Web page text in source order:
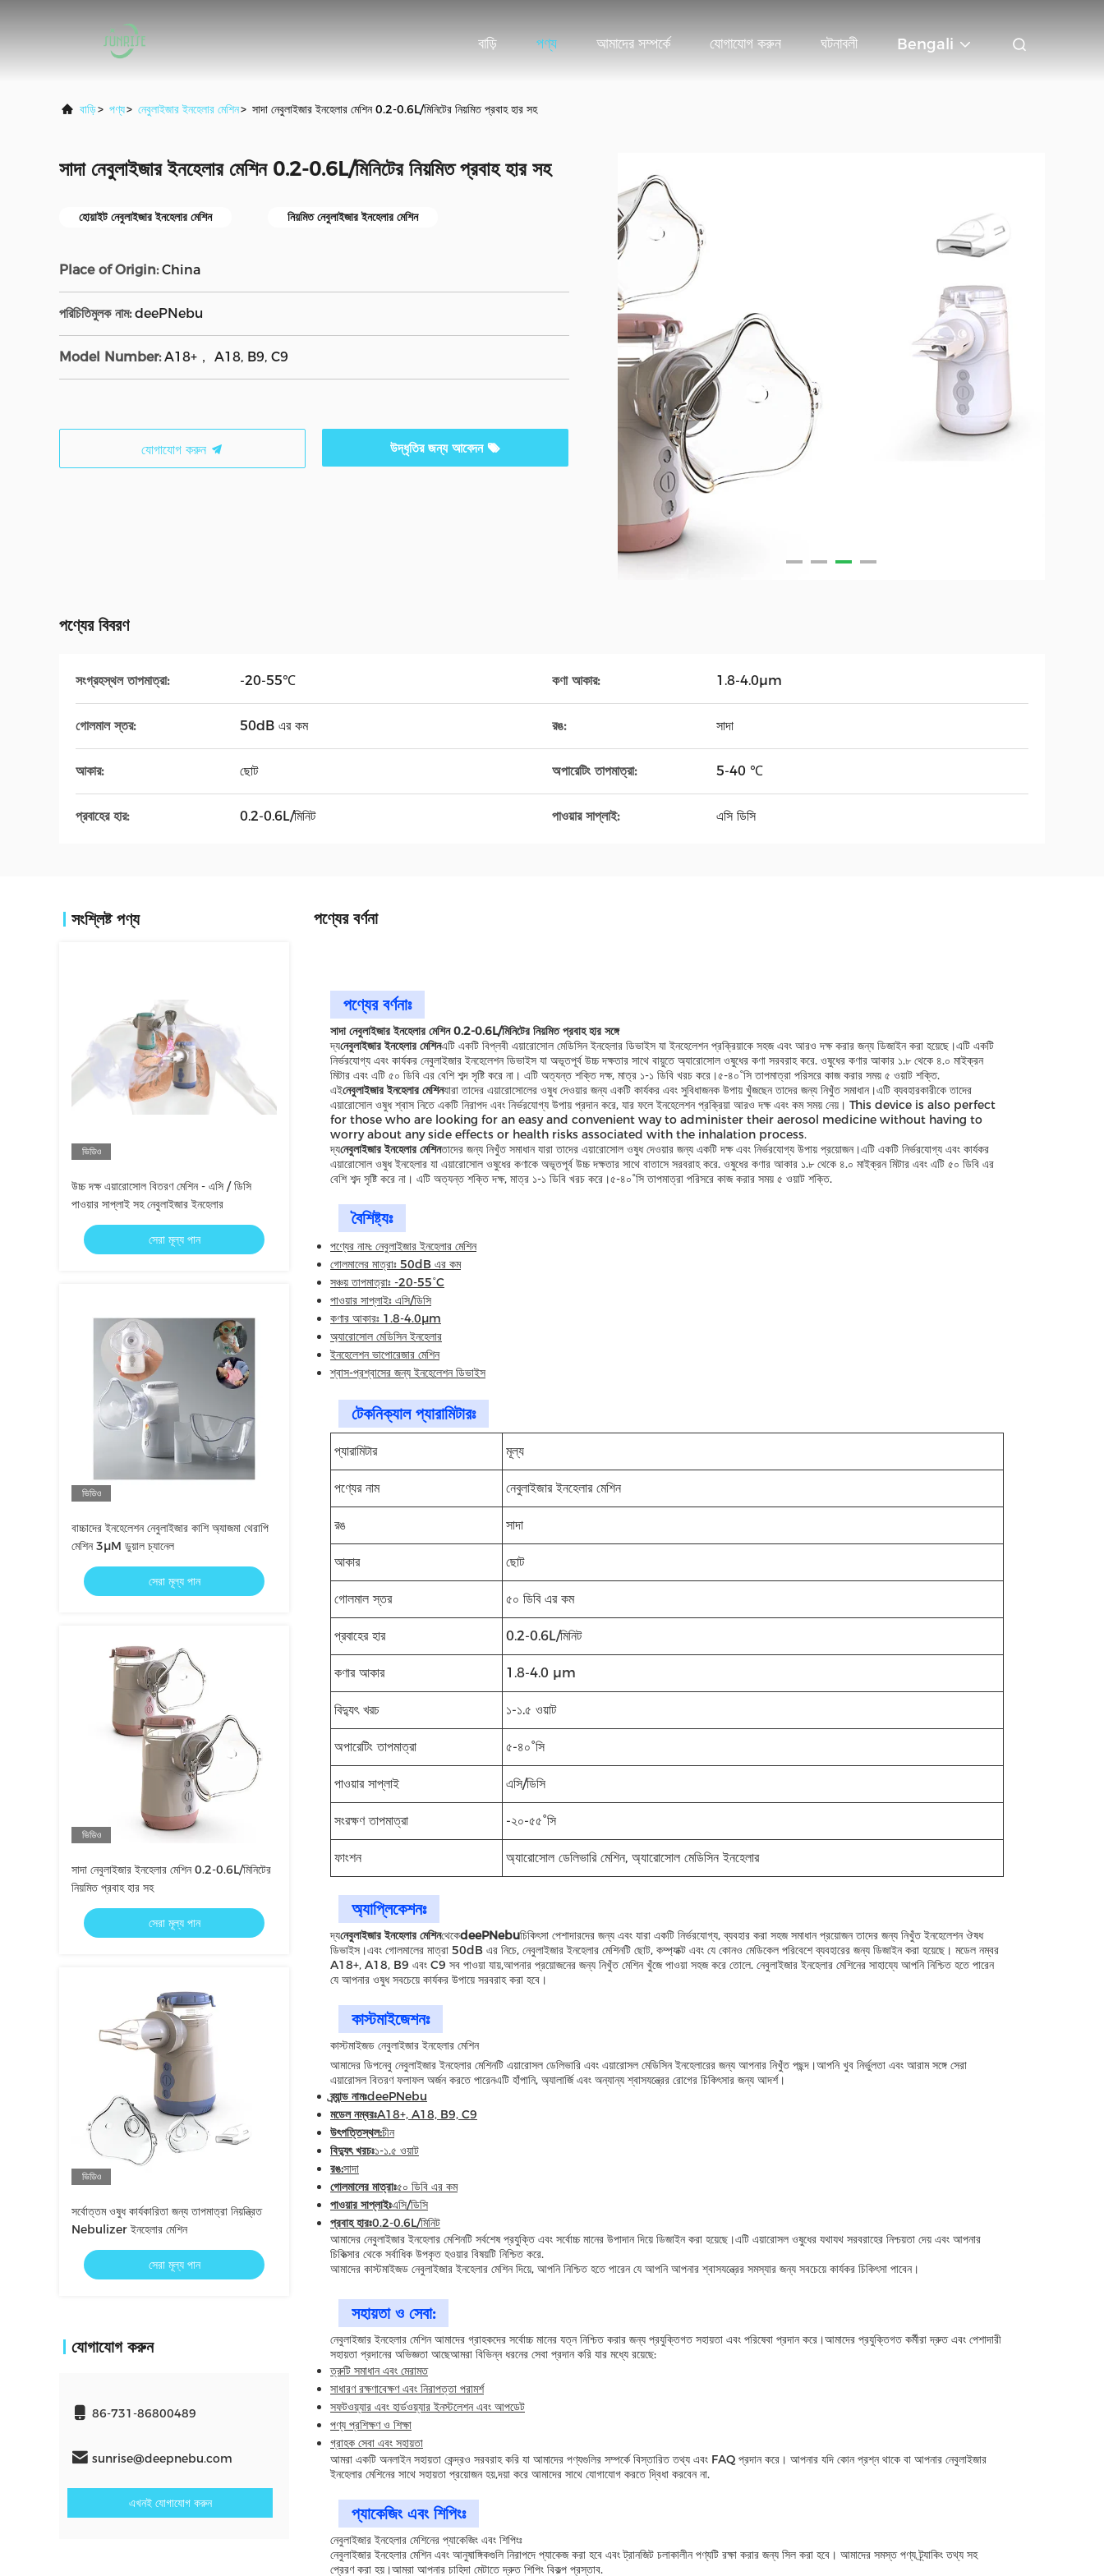
বাড়ি পণ্য আমাদের সম্পর্কে যোগাযোগ করুন ঘটনাবলী Bengali
বাড়ি> পণ্য> নেবুলাইজার ইনহেলার মেশিন> সাদা নেবুলাইজার ইনহেলার মেশিন 0.2-0.6L/মিনিটের নিয়মিত প্রবাহ হার সহ
সাদা নেবুলাইজার ইনহেলার মেশিন 0.2-0.6L/মিনিটের নিয়মিত প্রবাহ হার সহ
হোয়াইট নেবুলাইজার ইনহেলার মেশিন নিয়মিত নেবুলাইজার ইনহেলার মেশিন
Place of Origin: China
পরিচিতিমুলক নাম: deePNebu
Model Number: A18+， A18, B9, C9
যোগাযোগ করুন উদ্ধৃতির জন্য আবেদন
পণ্যের বিবরণ
সংগ্রহস্থল তাপমাত্রা: -20-55℃ কণা আকার: 1.8-4.0μm
গোলমাল স্তর: 50dB এর কম রঙ: সাদা
আকার: ছোট অপারেটিং তাপমাত্রা: 5-40 ℃
প্রবাহের হার: 0.2-0.6L/মিনিট পাওয়ার সাপ্লাই: এসি ডিসি
সংশ্লিষ্ট পণ্য
ভিডিও
উচ্চ দক্ষ এয়ারোসোল বিতরণ মেশিন - এসি / ডিসি
পাওয়ার সাপ্লাই সহ নেবুলাইজার ইনহেলার
সেরা মূল্য পান
ভিডিও
বাচ্চাদের ইনহেলেশন নেবুলাইজার কাশি অ্যাজমা থেরাপি
মেশিন 3μM ডুয়াল চ্যানেল
সেরা মূল্য পান
ভিডিও
সাদা নেবুলাইজার ইনহেলার মেশিন 0.2-0.6L/মিনিটের
নিয়মিত প্রবাহ হার সহ
সেরা মূল্য পান
ভিডিও
সর্বোত্তম ওষুধ কার্যকারিতা জন্য তাপমাত্রা নিয়ন্ত্রিত
Nebulizer ইনহেলার মেশিন
সেরা মূল্য পান
যোগাযোগ করুন
86-731-86800489
sunrise@deepnebu.com
এখনই যোগাযোগ করুন
পণ্যের বর্ণনা
পণ্যের বর্ণনাঃ
সাদা নেবুলাইজার ইনহেলার মেশিন 0.2-0.6L/মিনিটের নিয়মিত প্রবাহ হার সঙ্গে
দ্যনেবুলাইজার ইনহেলার মেশিনএটি একটি বিপ্লবী এয়ারোসোল মেডিসিন ইনহেলার ডিভাইস যা ইনহেলেশন প্রক্রিয়াকে সহজ এবং আরও দক্ষ করার জন্য ডিজাইন করা হয়েছে।এটি একটি
নির্ভরযোগ্য এবং কার্যকর নেবুলাইজার ইনহেলেশন ডিভাইস যা অভূতপূর্ব উচ্চ দক্ষতার সাথে বায়ুতে অ্যারোসোল ওষুধের কণা সরবরাহ করে. ওষুধের কণার আকার ১.৮ থেকে ৪.০ মাইক্রন
মিটার এবং এটি ৫০ ডিবি এর বেশি শব্দ সৃষ্টি করে না। এটি অত্যন্ত শক্তি দক্ষ, মাত্র ১-১ ডিবি খরচ করে।৫-৪০°সি তাপমাত্রা পরিসরে কাজ করার সময় ৫ ওয়াট শক্তি.
এইনেবুলাইজার ইনহেলার মেশিনযারা তাদের এয়ারোসোলের ওষুধ দেওয়ার জন্য একটি কার্যকর এবং সুবিধাজনক উপায় খুঁজছেন তাদের জন্য নিখুঁত সমাধান।এটি ব্যবহারকারীকে তাদের
এয়ারোসোল ওষুধ শ্বাস নিতে একটি নিরাপদ এবং নির্ভরযোগ্য উপায় প্রদান করে, যার ফলে ইনহেলেশন প্রক্রিয়া আরও দক্ষ এবং কম সময় নেয়। This device is also perfect
for those who are looking for an easy and convenient way to administer their aerosol medicine without having to
worry about any side effects or health risks associated with the inhalation process.
দ্যনেবুলাইজার ইনহেলার মেশিনতাদের জন্য নিখুঁত সমাধান যারা তাদের এয়ারোসোল ওষুধ দেওয়ার জন্য একটি দক্ষ এবং নির্ভরযোগ্য উপায় প্রয়োজন।এটি একটি নির্ভরযোগ্য এবং কার্যকর
এয়ারোসোল ওষুধ ইনহেলার যা এয়ারোসোল ওষুধের কণাকে অভূতপূর্ব উচ্চ দক্ষতার সাথে বাতাসে সরবরাহ করে. ওষুধের কণার আকার ১.৮ থেকে ৪.০ মাইক্রন মিটার এবং এটি ৫০ ডিবি এর
বেশি শব্দ সৃষ্টি করে না। এটি অত্যন্ত শক্তি দক্ষ, মাত্র ১-১ ডিবি খরচ করে।৫-৪০°সি তাপমাত্রা পরিসরে কাজ করার সময় ৫ ওয়াট শক্তি.
বৈশিষ্ট্যঃ
পণ্যের নাম: নেবুলাইজার ইনহেলার মেশিন
গোলমালের মাত্রাঃ 50dB এর কম
সঞ্চয় তাপমাত্রাঃ -20-55°C
পাওয়ার সাপ্লাইঃ এসি/ডিসি
কণার আকারঃ 1.8-4.0μm
অ্যারোসোল মেডিসিন ইনহেলার
ইনহেলেশন ভাপোরেজার মেশিন
শ্বাস-প্রশ্বাসের জন্য ইনহেলেশন ডিভাইস
টেকনিক্যাল প্যারামিটারঃ
প্যারামিটার মূল্য
পণ্যের নাম নেবুলাইজার ইনহেলার মেশিন
রঙ সাদা
আকার ছোট
গোলমাল স্তর ৫০ ডিবি এর কম
প্রবাহের হার 0.2-0.6L/মিনিট
কণার আকার 1.8-4.0 μm
বিদ্যুৎ খরচ ১-১.৫ ওয়াট
অপারেটিং তাপমাত্রা ৫-৪০°সি
পাওয়ার সাপ্লাই এসি/ডিসি
সংরক্ষণ তাপমাত্রা -২০-৫৫°সি
ফাংশন অ্যারোসোল ডেলিভারি মেশিন, অ্যারোসোল মেডিসিন ইনহেলার
অ্যাপ্লিকেশনঃ
দ্যনেবুলাইজার ইনহেলার মেশিনথেকেdeePNebuচিকিৎসা পেশাদারদের জন্য এবং যারা একটি নির্ভরযোগ্য, ব্যবহার করা সহজ সমাধান প্রয়োজন তাদের জন্য নিখুঁত ইনহেলেশন ঔষধ
ডিভাইস।এবং গোলমালের মাত্রা 50dB এর নিচে, নেবুলাইজার ইনহেলার মেশিনটি ছোট, কম্প্যাক্ট এবং যে কোনও মেডিকেল পরিবেশে ব্যবহারের জন্য ডিজাইন করা হয়েছে। মডেল নম্বর
A18+, A18, B9 এবং C9 সব পাওয়া যায়,আপনার প্রয়োজনের জন্য নিখুঁত মেশিন খুঁজে পাওয়া সহজ করে তোলে. নেবুলাইজার ইনহেলার মেশিনের সাহায্যে আপনি নিশ্চিত হতে পারেন
যে আপনার ওষুধ সবচেয়ে কার্যকর উপায়ে সরবরাহ করা হবে।
কাস্টমাইজেশনঃ
কাস্টমাইজড নেবুলাইজার ইনহেলার মেশিন
আমাদের ডিপনেবু নেবুলাইজার ইনহেলার মেশিনটি এয়ারোসল ডেলিভারি এবং এয়ারোসল মেডিসিন ইনহেলারের জন্য আপনার নিখুঁত পছন্দ।আপনি খুব নির্ভুলতা এবং আরাম সঙ্গে সেরা
এয়ারোসল বিতরণ ফলাফল অর্জন করতে পারেনএটি হাঁপানি, অ্যালার্জি এবং অন্যান্য শ্বাসযন্ত্রের রোগের চিকিৎসার জন্য আদর্শ।
ব্র্যান্ড নামঃdeePNebu
মডেল নম্বরঃA18+, A18, B9, C9
উৎপত্তিস্থল:চীন
বিদ্যুৎ খরচঃ১-১.৫ ওয়াট
রঙ:সাদা
গোলমালের মাত্রাঃ৫০ ডিবি এর কম
পাওয়ার সাপ্লাইঃএসি/ডিসি
প্রবাহ হারঃ0.2-0.6L/মিনিট
আমাদের নেবুলাইজার ইনহেলার মেশিনটি সর্বশেষ প্রযুক্তি এবং সর্বোচ্চ মানের উপাদান দিয়ে ডিজাইন করা হয়েছে।এটি এয়ারোসল ওষুধের যথাযথ সরবরাহের নিশ্চয়তা দেয় এবং আপনার
চিকিত্সার থেকে সর্বাধিক উপকৃত হওয়ার বিষয়টি নিশ্চিত করে.
আমাদের কাস্টমাইজড নেবুলাইজার ইনহেলার মেশিন দিয়ে, আপনি নিশ্চিত হতে পারেন যে আপনি আপনার শ্বাসযন্ত্রের সমস্যার জন্য সবচেয়ে কার্যকর চিকিৎসা পাবেন।
সহায়তা ও সেবা:
নেবুলাইজার ইনহেলার মেশিন আমাদের গ্রাহকদের সর্বোচ্চ মানের যত্ন নিশ্চিত করার জন্য প্রযুক্তিগত সহায়তা এবং পরিষেবা প্রদান করে।আমাদের প্রযুক্তিগত কর্মীরা দ্রুত এবং পেশাদারী
সহায়তা প্রদানের অভিজ্ঞতা আছেআমরা বিভিন্ন ধরনের সেবা প্রদান করি যার মধ্যে রয়েছে:
ত্রুটি সমাধান এবং মেরামত
সাধারণ রক্ষণাবেক্ষণ এবং নিরাপত্তা পরামর্শ
সফটওয়্যার এবং হার্ডওয়্যার ইনস্টলেশন এবং আপডেট
পণ্য প্রশিক্ষণ ও শিক্ষা
গ্রাহক সেবা এবং সহায়তা
আমরা একটি অনলাইন সহায়তা কেন্দ্রও সরবরাহ করি যা আমাদের পণ্যগুলির সম্পর্কে বিস্তারিত তথ্য এবং FAQ প্রদান করে। আপনার যদি কোন প্রশ্ন থাকে বা আপনার নেবুলাইজার
ইনহেলার মেশিনের সাথে সহায়তা প্রয়োজন হয়,দয়া করে আমাদের সাথে যোগাযোগ করতে দ্বিধা করবেন না.
প্যাকেজিং এবং শিপিংঃ
নেবুলাইজার ইনহেলার মেশিনের প্যাকেজিং এবং শিপিংঃ
নেবুলাইজার ইনহেলার মেশিন এবং আনুষাঙ্গিকগুলি নিরাপদে প্যাকেজ করা হবে এবং ট্রানজিট চলাকালীন পণ্যটি রক্ষা করার জন্য সিল করা হবে। আমাদের সমস্ত পণ্য ট্র্যাকিং তথ্য সহ
প্রেরণ করা হয়।আমরা আপনার চাহিদা মেটাতে দ্রুত শিপিং বিকল্প প্রস্তাব.